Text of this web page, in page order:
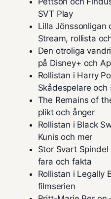
SVT Play
Lilla Jönssonligan
Stream, rollista
Den otroliga
på Disney+ och
Rollistan i Harry
Skådespelare och
The Remains of
plikt och ånger
Rollistan i Black
Kunis och mer
Stor Svart
fara och fakta
Rollistan i Legally
filmserien